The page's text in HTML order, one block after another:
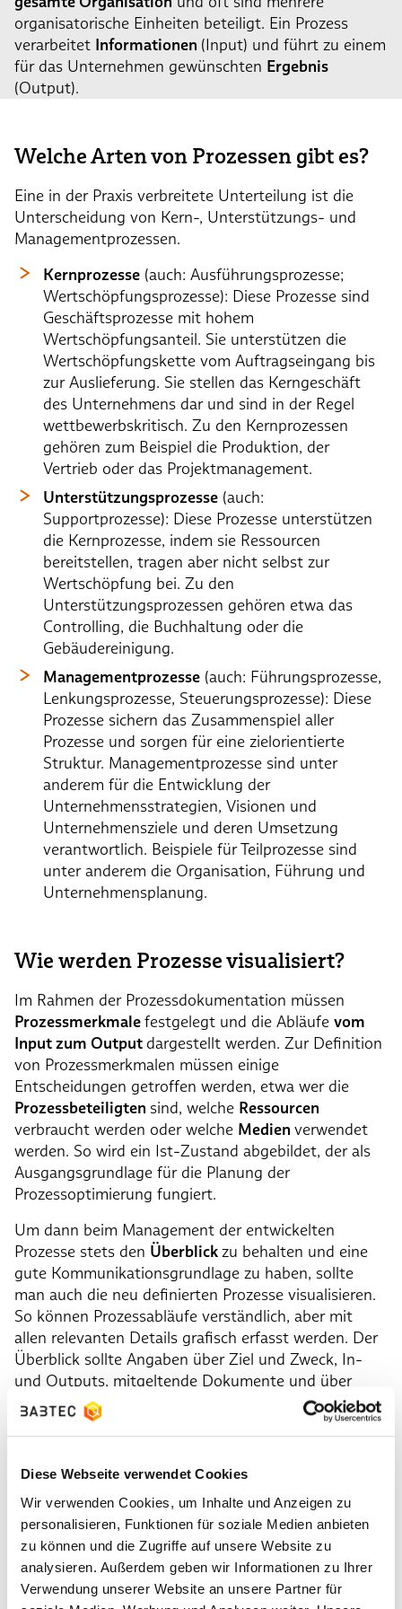
Diese Webseite verwendet Cookies
Wir verwenden Cookies, um Inhalte und Anzeigen zu
personalisieren, Funktionen für soziale Medien anbieten
zu können und die Zugriffe auf unsere Website zu
analysieren. Außerdem geben wir Informationen zu Ihrer
Verwendung unserer Website an unsere Partner für
organisatorische Einheiten beteiligt. Ein Prozess
verarbeitet Informationen (Input) und führt zu einem
für das Unternehmen gewünschten Ergebnis
(Output).
Welche Arten von Prozessen gibt es?
Eine in der Praxis verbreitete Unterteilung ist die
Unterscheidung von Kern-, Unterstützungs- und
Managementprozessen.
Kernprozesse (auch: Ausführungsprozesse;
Wertschöpfungsprozesse): Diese Prozesse sind
Geschäftsprozesse mit hohem
Wertschöpfungsanteil. Sie unterstützen die
Wertschöpfungskette vom Auftragseingang bis
zur Auslieferung. Sie stellen das Kerngeschäft
des Unternehmens dar und sind in der Regel
wettbewerbskritisch. Zu den Kernprozessen
gehören zum Beispiel die Produktion, der
Vertrieb oder das Projektmanagement.
Unterstützungsprozesse (auch:
Supportprozesse): Diese Prozesse unterstützen
die Kernprozesse, indem sie Ressourcen
bereitstellen, tragen aber nicht selbst zur
Wertschöpfung bei. Zu den
Unterstützungsprozessen gehören etwa das
Controlling, die Buchhaltung oder die
Gebäudereinigung.
Managementprozesse (auch: Führungsprozesse,
Lenkungsprozesse, Steuerungsprozesse): Diese
Prozesse sichern das Zusammenspiel aller
Prozesse und sorgen für eine zielorientierte
Struktur. Managementprozesse sind unter
anderem für die Entwicklung der
Unternehmensstrategien, Visionen und
Unternehmensziele und deren Umsetzung
verantwortlich. Beispiele für Teilprozesse sind
unter anderem die Organisation, Führung und
Unternehmensplanung.
Wie werden Prozesse visualisiert?
Im Rahmen der Prozessdokumentation müssen
Prozessmerkmalefestgelegt und die Abläufe vom
Input zum Output dargestellt werden. Zur Definition
von Prozessmerkmalen müssen einige
Entscheidungen getroffen werden, etwa wer die
Prozessbeteiligten sind, welche Ressourcen
verbraucht werden oder welche Medien verwendet
werden. So wird ein Ist-Zustand abgebildet, der als
Ausgangsgrundlage für die Planung der
Prozessoptimierung fungiert.
Um dann beim Management der entwickelten
Prozesse stets den Überblickzu behalten und eine
gute Kommunikationsgrundlage zu haben, sollte
man auch die neu definierten Prozesse visualisieren.
So können Prozessabläufe verständlich, aber mit
allen relevanten Details grafisch erfasst werden. Der
Überblick sollte Angaben über Ziel und Zweck, In-
und Outputs, mitgeltende Dokumente und über
Kennzahlen zur Bewertung von Wirksamkeit, Risiken
und Chancen enthalten. Es gibt hierbei
Standardsder
eignen sich zum Beispiel Normen gemäß ISO 9001
Prozesslandkarten.
Wie hilft ein Prozessablaufdiagramm